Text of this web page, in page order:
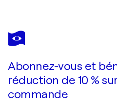
DONATELLA MARRAONI
sweet dreams
Abonnez-vous et
réduction de 10 %
commande